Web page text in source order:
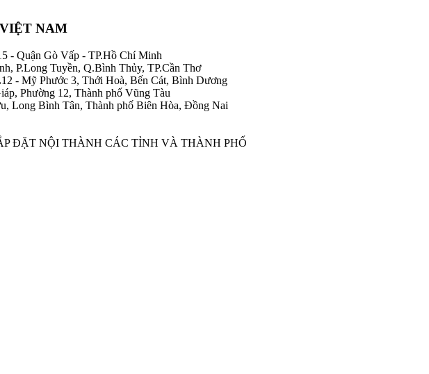
NAM
- Quận Gò Vấp - TP.Hồ Chí Minh
P.Long Tuyền, Q.Bình Thủy, TP.Cần Thơ
- Mỹ Phước 3, Thới Hoà, Bến Cát, Bình Dương
Phường 12, Thành phố Vũng Tàu
Long Bình Tân, Thành phố Biên Hòa, Đồng Nai
ĐẶT NỘI THÀNH CÁC TỈNH VÀ THÀNH PHỐ